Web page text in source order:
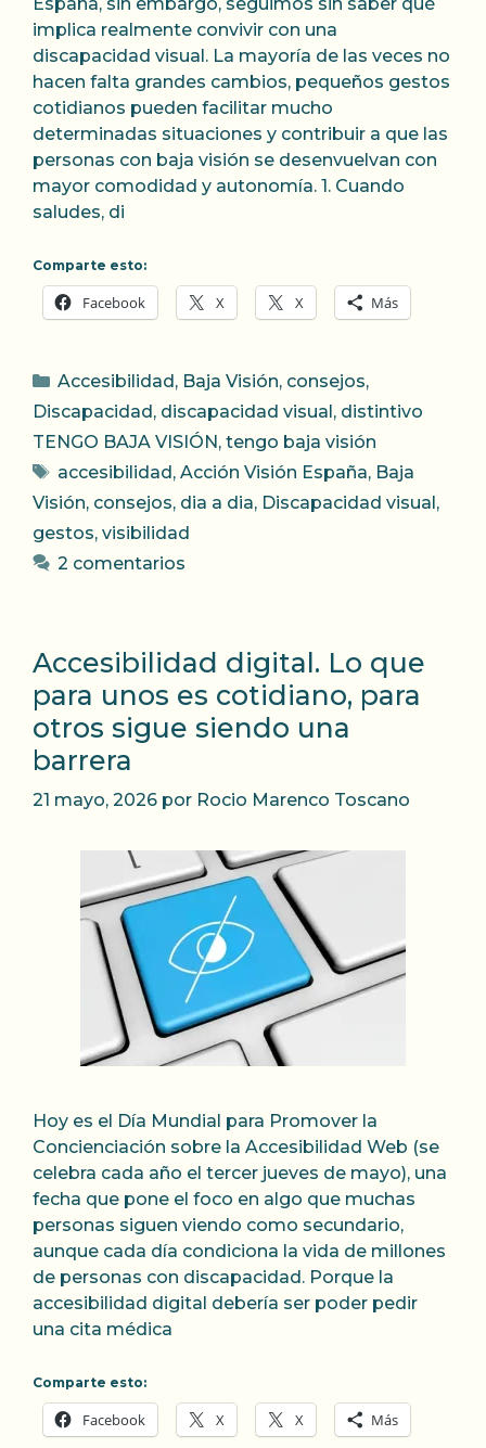
implica realmente convivir con una
discapacidad visual. La mayoría de las veces no
hacen falta grandes cambios, pequeños gestos
cotidianos pueden facilitar mucho
determinadas situaciones y contribuir a que las
personas con baja visión se desenvuelvan con
mayor comodidad y autonomía. 1. Cuando
saludes, di
Comparte esto:
Facebook X X Más
Categorías
Accesibilidad , Baja Visión, consejos,
Discapacidad , discapacidad visual , distintivo
TENGO BAJA VISIÓN , tengo baja visión
Etiquetas
accesibilidad , Acción Visión España, Baja
Visión, consejos, dia a dia, Discapacidad visual ,
gestos, visibilidad
2 comentarios
Accesibilidad digital. Lo que
para unos es cotidiano, para
otros sigue siendo una
barrera
21 mayo, 2026 por Rocio Marenco Toscano
Hoy es el Día Mundial para Promover la
Concienciación sobre la Accesibilidad Web (se
celebra cada año el tercer jueves de mayo), una
fecha que pone el foco en algo que muchas
personas siguen viendo como secundario,
aunque cada día condiciona la vida de millones
de personas con discapacidad. Porque la
accesibilidad digital debería ser poder pedir
una cita médica
Comparte esto:
Facebook X X Más